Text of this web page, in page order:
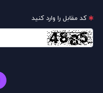
کد مقابل را وارد کنید